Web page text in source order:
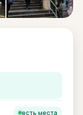
есть места